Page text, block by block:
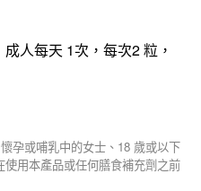
成人每天 1次，每次2 粒，
孕或哺乳中的女士、 18 歲或以下
用本產品或任何膳食補充劑之前